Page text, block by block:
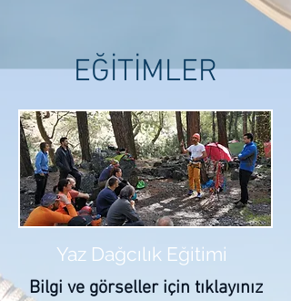
EĞİTİMLER
Yaz Dağcılık Eğitimi
Bilgi ve görseller için tıklayınız